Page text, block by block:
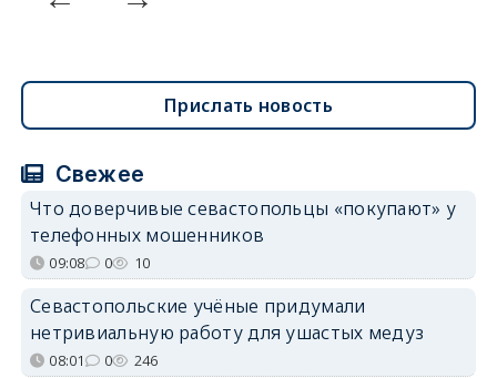
Прислать новость
Свежее
Что доверчивые севастопольцы «покупают» у
телефонных мошенников
09:08 0 10
Севастопольские учёные придумали
нетривиальную работу для ушастых медуз
08:01 0 246